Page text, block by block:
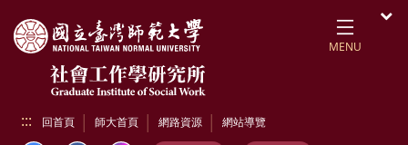
MENU
::: 回首頁 師大首頁 網路資源 網站導覽